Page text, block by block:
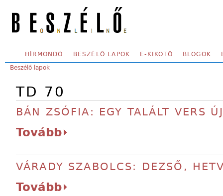
SECONDARY MENU
HÍRMONDÓ BESZÉLŐ LAPOK E-KIKÖTŐ BLOGOK
YOU ARE HERE:
Beszélő lapok
TD 70
BÁN ZSÓFIA: EGY TALÁLT VERS
Tovább
VÁRADY SZABOLCS: DEZSŐ,
Tovább